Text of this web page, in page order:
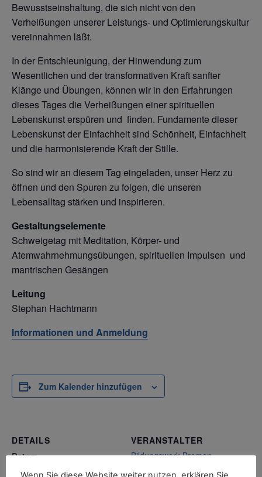
Bewusstseinshaltung, die sich nicht von den
Verheißungen unserer Leistungs- und Optimierungskultur
vereinnahmen läßt.
In der Entschleunigung, der Hinwendung zum
Wesentlichen und der transformativen Kraft sanfter
Klänge und Übungen, können wir in den Erfahrungen
dieses Tages die Verheißungen einer spirituellen
Lebenskunst erspüren und finden. Fundamente dieser
Lebenskunst der Einfachheit sind Schönheit, Einfachheit
und die harmonisierende Kraft der Stille.
So sind wir an diesem Tag eingeladen, unser Herz zu
öffnen und den Spuren zu folgen, die unseren
Lebensalltag stärken und inspirieren.
Gestaltungselemente
Schweigetag mit Meditation, Körper- und
Atemwahrnehmungsübungen, spirituellen Impulsen und
mantrischen Gesängen
Leitung
Stephan Hachtmann
Informationen und Anmeldung
Zum Kalender hinzufügen
DETAILS
Datum:
Samstag, 9. August 2025
VERANSTALTER
Bildungswerk Bremen